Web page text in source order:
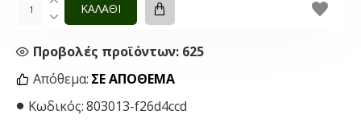
Απόθεμα: ΣΕ ΑΠΌΘΕΜΑ
Κωδικός:803013-f26d4ccd
Προβολές προϊόντων: 625
ΚΑΛΑΘΙ